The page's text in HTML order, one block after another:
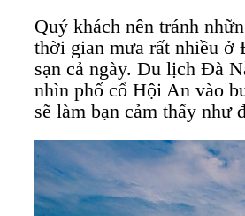
Quý khách nên tránh
thời gian mưa rất nhiều ở
sạn cả ngày. Du lịch Đà
nhìn phố cổ Hội An vào
sẽ làm bạn cảm thấy như